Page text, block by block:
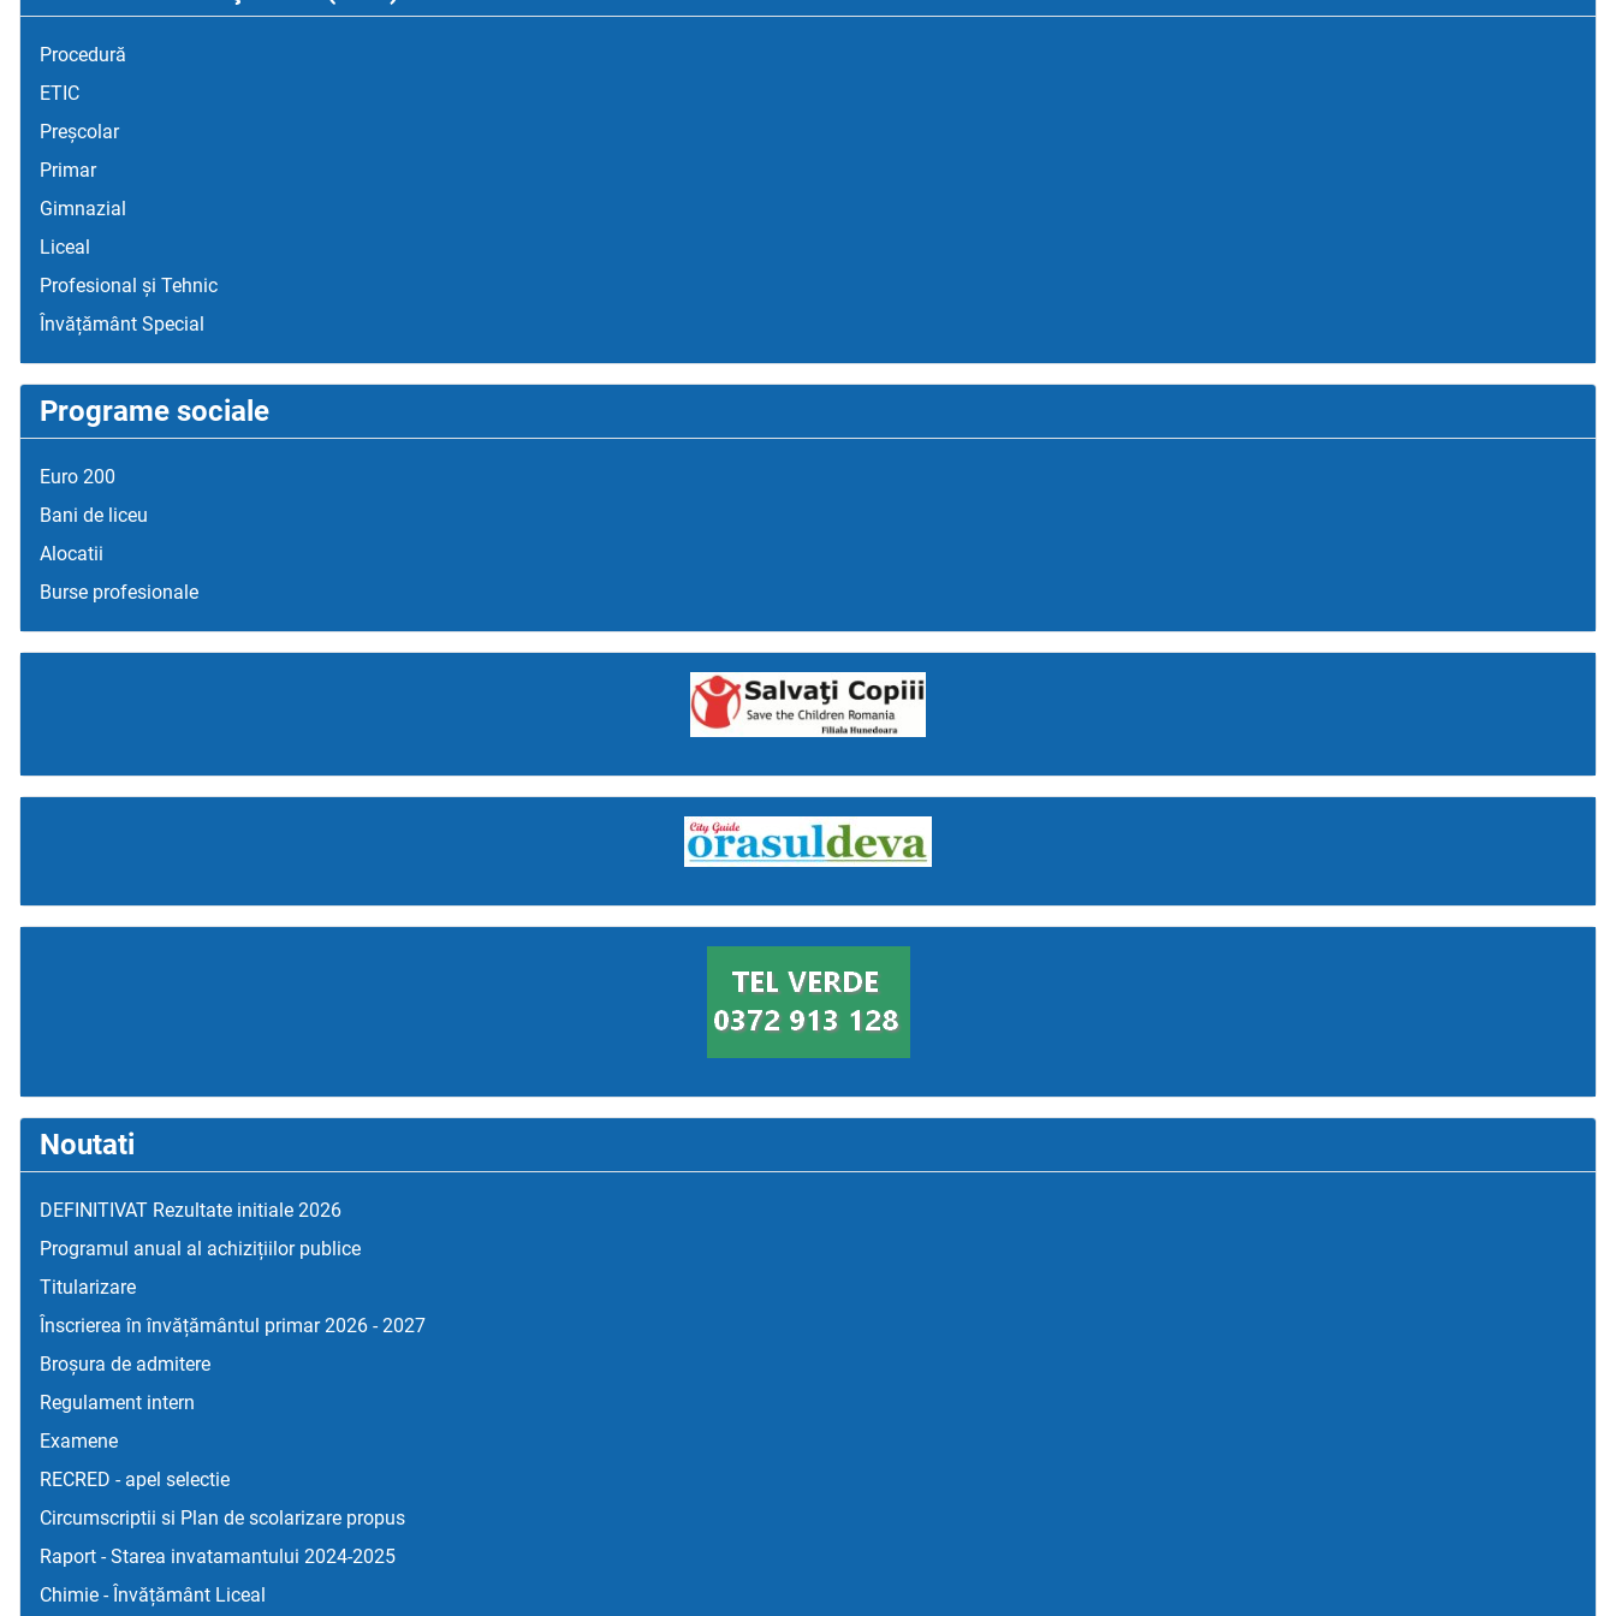
Procedură
ETIC
Preșcolar
Primar
Gimnazial
Liceal
Profesional și Tehnic
Învățământ Special
Programe sociale
Euro 200
Bani de liceu
Alocatii
Burse profesionale
Noutati
DEFINITIVAT Rezultate initiale 2026
Programul anual al achizițiilor publice
Titularizare
Înscrierea în învățământul primar 2026 - 2027
Broșura de admitere
Regulament intern
Examene
RECRED - apel selectie
Circumscriptii si Plan de scolarizare propus
Raport - Starea invatamantului 2024-2025
Chimie - Învățământ Liceal